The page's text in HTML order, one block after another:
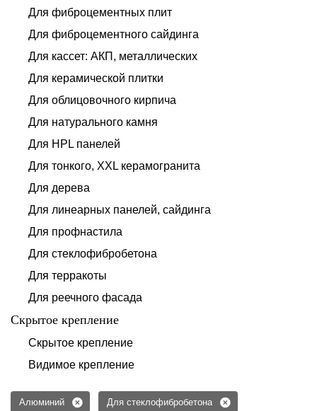
Для фиброцементных плит
Для фиброцементного сайдинга
Для кассет: АКП, металлических
Для керамической плитки
Для облицовочного кирпича
Для натурального камня
Для HPL панелей
Для тонкого, XXL керамогранита
Для дерева
Для линеарных панелей, сайдинга
Для профнастила
Для стеклофибробетона
Для терракоты
Для реечного фасада
Скрытое крепление
Скрытое крепление
Видимое крепление
Алюминий Для стеклофибробетона